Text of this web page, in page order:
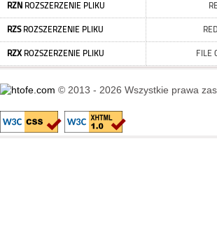
RZN ROZSZERZENIE PLIKU
RZSROZSZERZENIE PLIKU
RZXROZSZERZENIE PLIKU FILE
© 2013 - 2026 Wszystkie prawa